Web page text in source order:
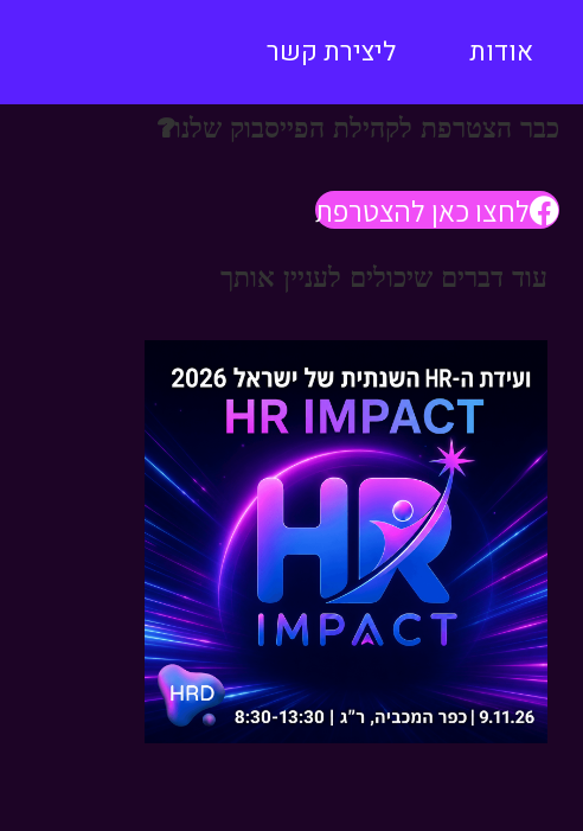
אודות ליצירת קשר
כבר הצטרפת לקהילת הפייסבוק שלנו?
לחצו כאן להצטרפת
עוד דברים שיכולים לעניין אותך